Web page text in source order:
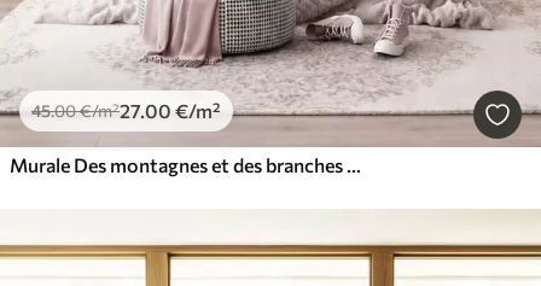
45.00€/m²27.00 €/m²
Murale Des montagnes et des branches de magnolia roses en fleurs, un paysage riche en textures